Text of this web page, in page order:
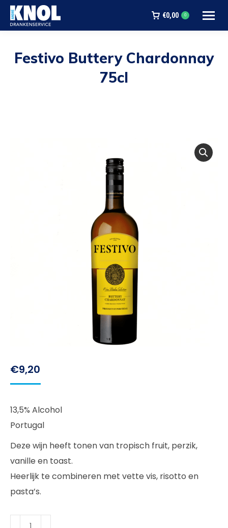
€0,00 0
Festivo Buttery Chardonnay
75cl
€9,20
13,5% Alcohol
Portugal
Deze wijn heeft tonen van tropisch fruit, perzik,
vanille en toast.
Heerlijk te combineren met vette vis, risotto en
pasta’s.
Festivo